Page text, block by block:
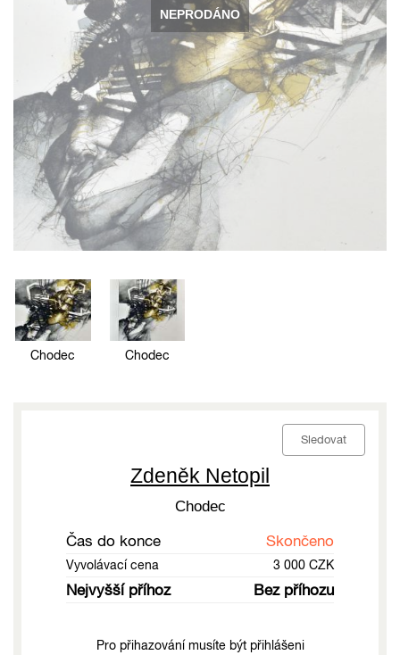
NEPRODÁNO
Chodec Chodec
Sledovat
Zdeněk Netopil
Chodec
Čas do konce Skončeno
Vyvolávací cena 3 000 CZK
Nejvyšší příhoz Bez příhozu
Pro přihazování musíte být přihlášeni